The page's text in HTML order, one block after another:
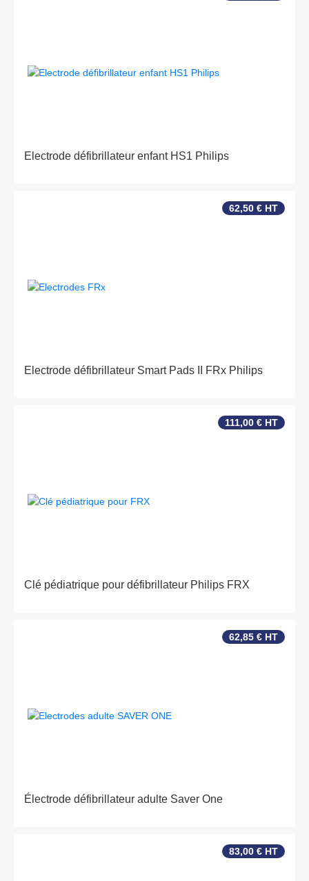
Electrode défibrillateur enfant HS1 Philips
62,50 € HT
Electrode défibrillateur Smart Pads II FRx Philips
111,00 € HT
Clé pédiatrique pour défibrillateur Philips FRX
62,85 € HT
Électrode défibrillateur adulte Saver One
83,00 € HT